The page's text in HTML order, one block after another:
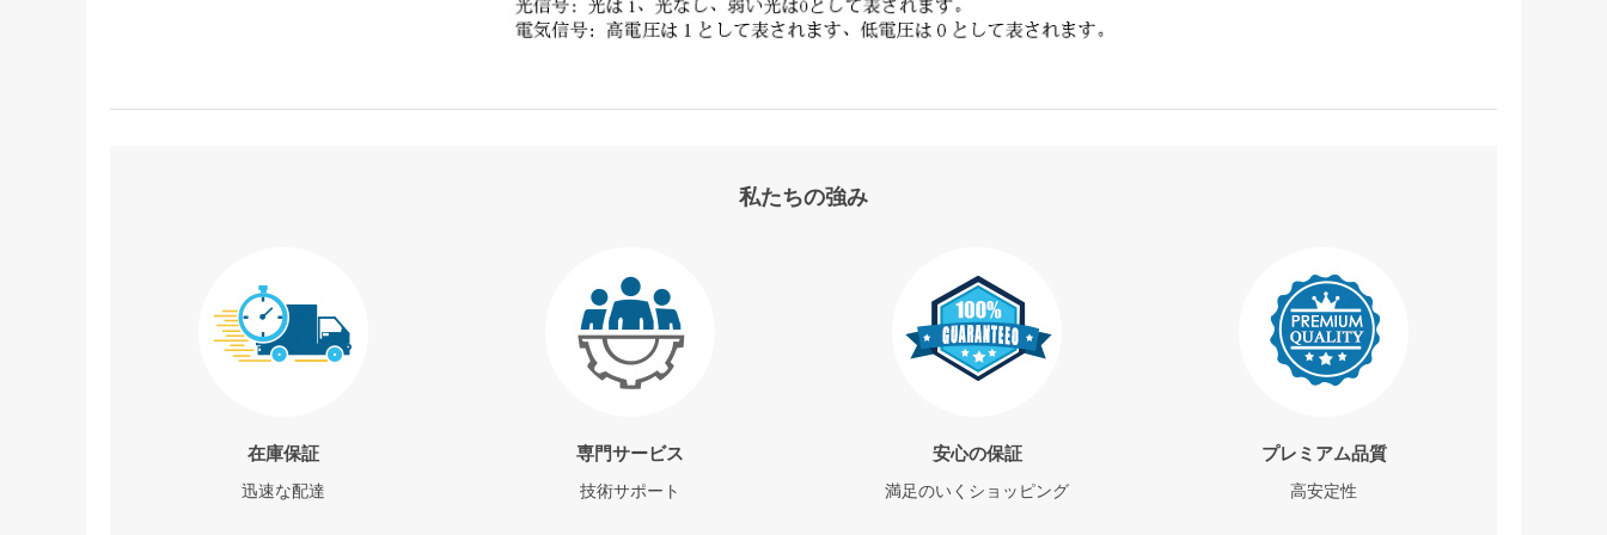
私たちの強み
在庫保証
迅速な配達
専門サービス
技術サポート
安心の保証
満足のいくショッピング
プレミアム品質
高安定性